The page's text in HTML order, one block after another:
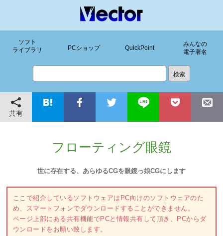
ソフト
ライブラリ
PCショップ QuickPoint
みんなの
電子署名
共有
フローティング眼鏡
世に存在する、あらゆるCGを眼鏡っ娘CGにします
ここで紹介しているソフトウェアはPC向けのソフトウェアのた
め、スマートフォンでダウンロードすることができません。
ページ上部にある共有機能でPCと情報共有して頂き、PCからダ
ウンロードをお願い致します。